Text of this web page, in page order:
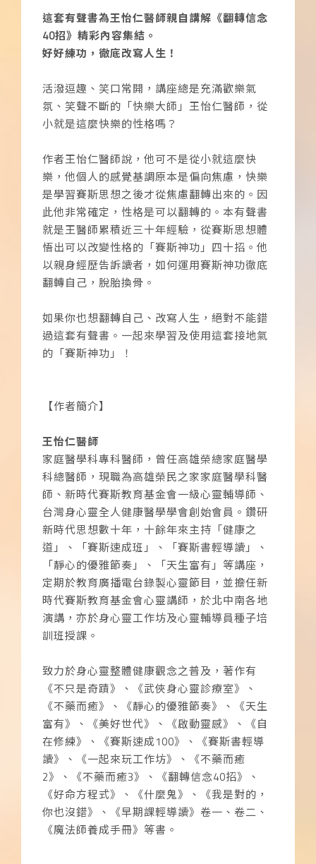
這套有聲書為王怡仁醫師親自講解《翻轉信念
40招》精彩內容集結。
好好練功，徹底改寫人生！
活潑逗趣、笑口常開，講座總是充滿歡樂氣
氛、笑聲不斷的「快樂大師」王怡仁醫師，從
小就是這麼快樂的性格嗎？
作者王怡仁醫師說，他可不是從小就這麼快
樂，他個人的感覺基調原本是偏向焦慮，快樂
是學習賽斯思想之後才從焦慮翻轉出來的。因
此他非常確定，性格是可以翻轉的。本有聲書
就是王醫師累積近三十年經驗，從賽斯思想體
悟出可以改變性格的「賽斯神功」四十招。他
以親身經歷告訴讀者，如何運用賽斯神功徹底
翻轉自己，脫胎換骨。
如果你也想翻轉自己、改寫人生，絕對不能錯
過這套有聲書。一起來學習及使用這套接地氣
的「賽斯神功」！
【作者簡介】
王怡仁醫師
家庭醫學科專科醫師，曾任高雄榮總家庭醫學
科總醫師，現職為高雄榮民之家家庭醫學科醫
師、新時代賽斯教育基金會一級心靈輔導師、
台灣身心靈全人健康醫學學會創始會員。鑽研
新時代思想數十年，十餘年來主持「健康之
道」、「賽斯速成班」、「賽斯書輕導讀」、
「靜心的優雅節奏」、「天生富有」等講座，
定期於教育廣播電台錄製心靈節目，並擔任新
時代賽斯教育基金會心靈講師，於北中南各地
演講，亦於身心靈工作坊及心靈輔導員種子培
訓班授課。
致力於身心靈整體健康觀念之普及，著作有
《不只是奇蹟》、《武俠身心靈診療室》、
《不藥而癒》、《靜心的優雅節奏》、《天生
富有》、《美好世代》、《啟動靈感》、《自
在修練》、《賽斯速成100》、《賽斯書輕導
讀》、《一起來玩工作坊》、《不藥而癒
2》、《不藥而癒3》、《翻轉信念40招》、
《好命方程式》、《什麼鬼》、《我是對的，
你也沒錯》、《早期課輕導讀》卷一、卷二、
《魔法師養成手冊》等書。